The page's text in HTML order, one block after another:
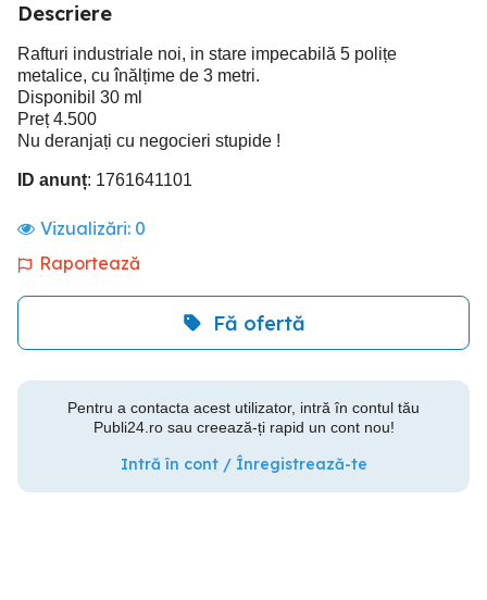
Descriere
Rafturi industriale noi, in stare impecabilă 5 polițe
metalice, cu înălțime de 3 metri.
Disponibil 30 ml
Preț 4.500
Nu deranjați cu negocieri stupide !
ID anunț: 1761641101
Vizualizări: 0
Raportează
Fă ofertă
Pentru a contacta acest utilizator, intră în contul tău
Publi24.ro sau creează-ți rapid un cont nou!
Intră în cont / Înregistrează-te